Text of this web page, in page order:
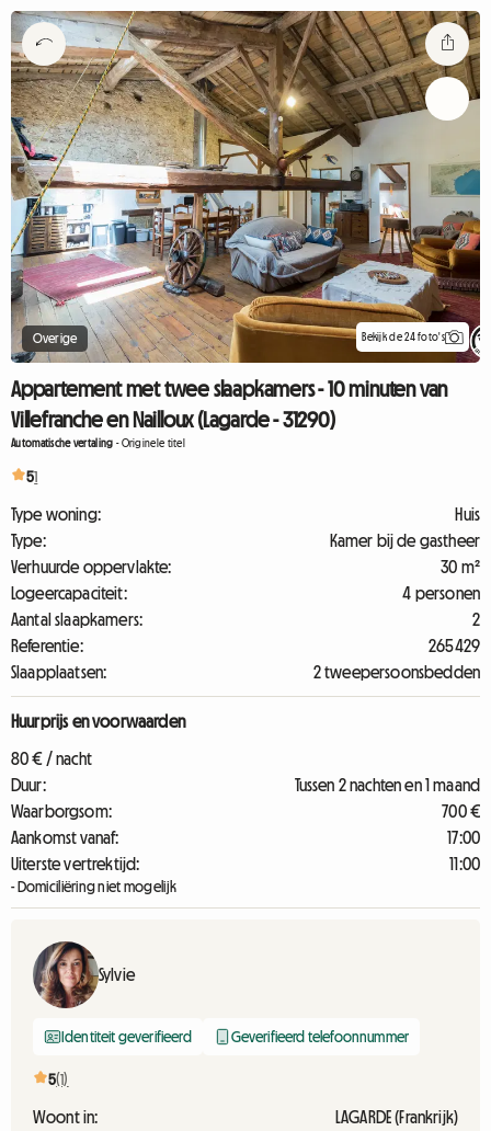
Overige Bekijk de 24 foto's
Appartement met twee slaapkamers - 10 minuten van
Villefranche en Nailloux (Lagarde - 31290)
Automatische vertaling -Originele titel
51
Type woning:
Huis
Type:
Kamer bij de gastheer
Verhuurde oppervlakte:
30 m²
Logeercapaciteit:
4 personen
Aantal slaapkamers:
2
Referentie:
265429
Slaapplaatsen:
2 tweepersoonsbedden
Huurprijs en voorwaarden
80 € / nacht
Duur:
Tussen 2 nachten en 1 maand
Waarborgsom:
700 €
Aankomst vanaf:
17:00
Uiterste vertrektijd:
11:00
- Domiciliëring niet mogelijk
Sylvie
Identiteit geverifieerd Geverifieerd telefoonnummer
5(1)
Woont in:
LAGARDE (Frankrijk)